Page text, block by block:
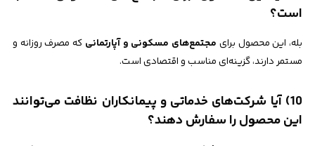
است؟
بله، این محصول برای مجتمع‌های مسکونی و آپارتمانی که مصرف روزانه و
مستمر دارند، گزینه‌ای مناسب و اقتصادی است.
10) آیا شرکت‌های خدماتی و پیمانکاران نظافت می‌توانند
این محصول را سفارش دهند؟